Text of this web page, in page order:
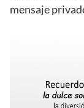
mensaje